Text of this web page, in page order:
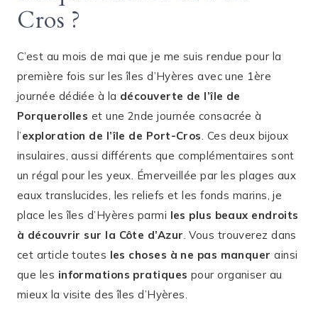
Cros ?
C’est au mois de mai que je me suis rendue pour la
première fois sur les îles d’Hyères avec une 1ère
journée dédiée à la découverte de l’île de
Porquerolles et une 2nde journée consacrée à
l’exploration de l’île de Port-Cros. Ces deux bijoux
insulaires, aussi différents que complémentaires sont
un régal pour les yeux. Émerveillée par les plages aux
eaux translucides, les reliefs et les fonds marins, je
place les îles d’Hyères parmi les plus beaux endroits
à découvrir sur la Côte d’Azur. Vous trouverez dans
cet article toutes les choses à ne pas manquer ainsi
que les informations pratiques pour organiser au
mieux la visite des îles d’Hyères.